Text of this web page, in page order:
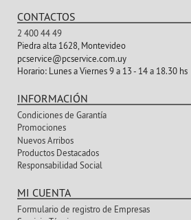
CONTACTOS
2 400 44 49
Piedra alta 1628, Montevideo
pcservice@pcservice.com.uy
Horario:Lunes a Viernes 9 a 13 - 14 a 18.30 hs
INFORMACIÓN
Condiciones de Garantía
Promociones
Nuevos Arribos
Productos Destacados
Responsabilidad Social
MI CUENTA
Formulario de registro de Empresas